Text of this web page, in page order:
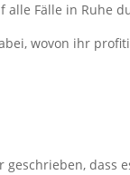
alle Fälle in Ruhe
wovon ihr
dass